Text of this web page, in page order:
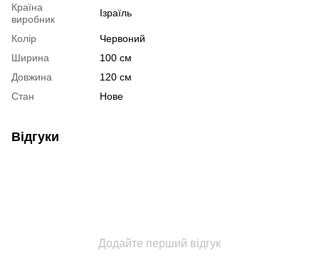
Країна
виробник
Ізраїль
Колір
Червоний
Ширина
100 см
Довжина
120 см
Стан
Нове
Відгуки
Додайте перший відгук